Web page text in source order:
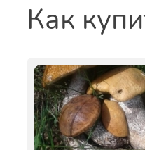
Как